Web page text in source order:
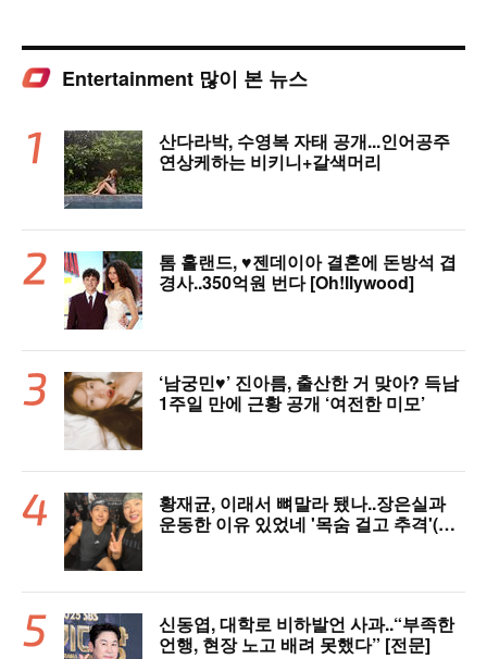
Entertainment 많이 본 뉴스
산다라박, 수영복 자태 공개...인어공주
연상케하는 비키니+갈색머리
톰 홀랜드, ♥︎젠데이아 결혼에 돈방석 겹
경사..350억원 번다 [Oh!llywood]
‘남궁민♥’ 진아름, 출산한 거 맞아? 득남
1주일 만에 근황 공개 ‘여전한 미모’
황재균, 이래서 뼈말라 됐나..장은실과
운동한 이유 있었네 '목숨 걸고 추격'(술
신동엽, 대학로 비하발언 사과..“부족한
언행, 현장 노고 배려 못했다” [전문]